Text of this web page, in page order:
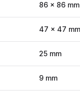
86 × 86 mm
47 × 47 mm
25 mm
9 mm